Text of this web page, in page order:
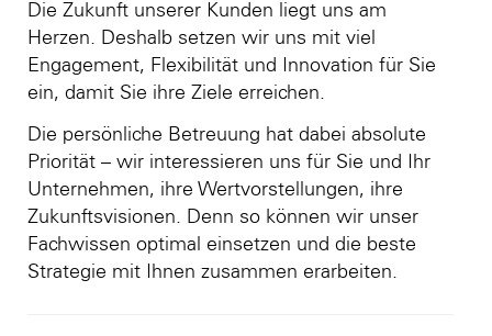
Die Zukunft unserer Kunden liegt uns am
Herzen. Deshalb setzen wir uns mit viel
Engagement, Flexibilität und Innovation für Sie
ein, damit Sie ihre Ziele erreichen.
Die persönliche Betreuung hat dabei absolute
Priorität – wir interessieren uns für Sie und Ihr
Unternehmen, ihre Wertvorstellungen, ihre
Zukunftsvisionen. Denn so können wir unser
Fachwissen optimal einsetzen und die beste
Strategie mit Ihnen zusammen erarbeiten.